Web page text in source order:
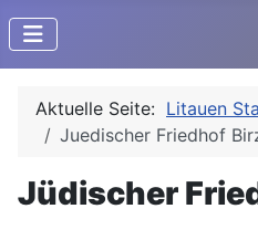
Aktuelle Seite: Litauen
Juedischer Friedhof
Jüdischer